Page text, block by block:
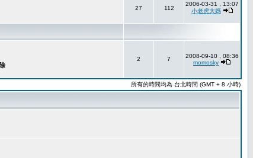
27 112
2006-03-31 , 13:07
小老虎大媽
2 7
2008-09-10 , 08:36
momosky
所有的時間均為 台北時間 (GMT + 8 小時)